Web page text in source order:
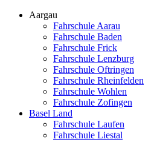
Aargau
Fahrschule Aarau
Fahrschule Baden
Fahrschule Frick
Fahrschule Lenzburg
Fahrschule Oftringen
Fahrschule Rheinfelden
Fahrschule Wohlen
Fahrschule Zofingen
Basel Land
Fahrschule Laufen
Fahrschule Liestal